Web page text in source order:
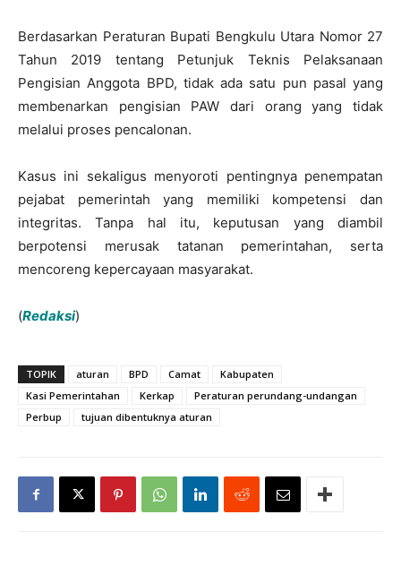
Berdasarkan Peraturan Bupati Bengkulu Utara Nomor 27
Tahun 2019 tentang Petunjuk Teknis Pelaksanaan
Pengisian Anggota BPD, tidak ada satu pun pasal yang
membenarkan pengisian PAW dari orang yang tidak
melalui proses pencalonan.
Kasus ini sekaligus menyoroti pentingnya penempatan
pejabat pemerintah yang memiliki kompetensi dan
integritas. Tanpa hal itu, keputusan yang diambil
berpotensi merusak tatanan pemerintahan, serta
mencoreng kepercayaan masyarakat.
(Redaksi)
TOPIK aturan BPD Camat
Kabupaten
Kasi Pemerintahan
Kerkap
Peraturan perundang-undangan
Perbup
tujuan dibentuknya aturan